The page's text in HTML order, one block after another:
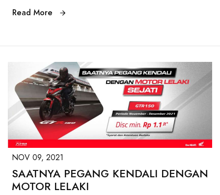
Read More
NOV 09, 2021
SAATNYA PEGANG KENDALI DENGAN
MOTOR LELAKI